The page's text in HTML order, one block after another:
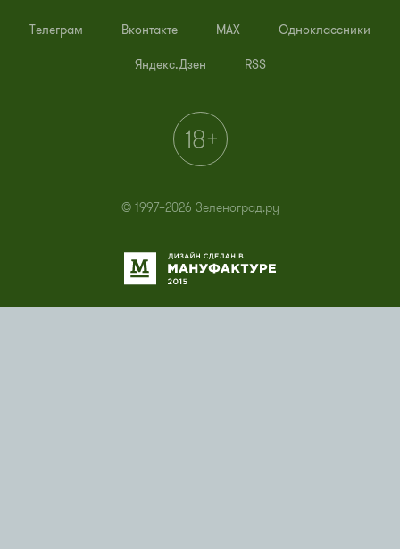
Телеграм Вконтакте MAX Одноклассники
Яндекс.Дзен RSS
© 1997–2026 Зеленоград.ру